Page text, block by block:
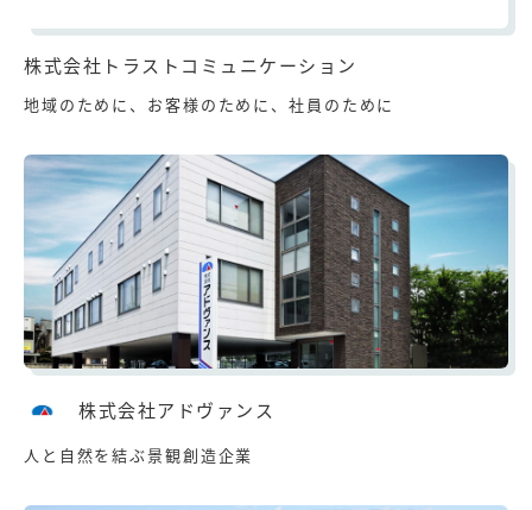
株式会社トラストコミュニケーション
地域のために、お客様のために、社員のために
株式会社アドヴァンス
人と自然を結ぶ景観創造企業